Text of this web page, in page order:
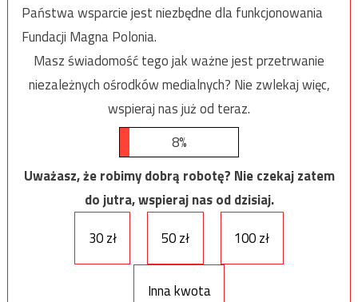
Państwa wsparcie jest niezbędne dla funkcjonowania
Fundacji Magna Polonia.
Masz świadomość tego jak ważne jest przetrwanie
niezależnych ośrodków medialnych? Nie zwlekaj więc,
wspieraj nas już od teraz.
8%
Uważasz, że robimy dobrą robotę? Nie czekaj zatem
do jutra, wspieraj nas od dzisiaj.
30 zł
50 zł 100 zł
Inna kwota